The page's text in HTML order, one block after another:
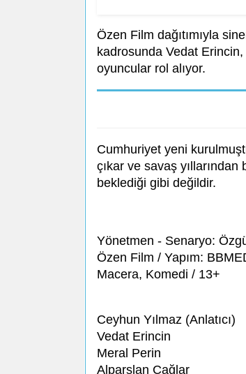
Özen Film dağıtımıyla
kadrosunda Vedat
oyuncular rol alıyor.
Cumhuriyet yeni
çıkar ve savaş
beklediği gibi değildir.
Yönetmen - Senaryo:
Özen Film / Yapım:
Macera, Komedi / 13+
Ceyhun Yılmaz (Anlatıcı)
Vedat Erincin
Meral Perin
Alparslan Çağlar